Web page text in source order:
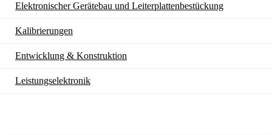
Elektronischer Gerätebau und Leiterplatten­bestückung
Kalibrierungen
Entwicklung & Konstruktion
Leistungselektronik